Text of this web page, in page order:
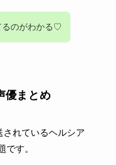
るのがわかる♡
優まとめ
れているヘルシア
です。